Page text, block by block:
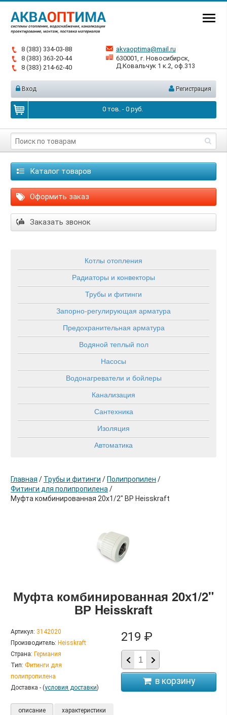
8 (383) 334-03-88
8 (383) 363-20-44
8 (383) 214-62-40
akvaoptima@mail.ru
630001, г. Новосибирск,
Д.Ковальчук 1 к.2, оф.313
Вход Регистрация
0тов. - 0руб.
Каталог товаров
Оформить заказ
Заказать звонок
Котлы отопления
Радиаторы и конвекторы
Трубы и фитинги
Запорно-регулирующая арматура
Предохранительная арматура
Водяной теплый пол
Насосы
Водонагреватели и бойлеры
Канализация
Сантехника
Изоляция
Автоматика
Главная / Трубы и фитинги / Полипропилен /
Фитинги для полипропилена/
Муфта комбинированная 20х1/2" ВР Heisskraft
Муфта комбинированная 20х1/2"
ВР Heisskraft
Артикул: 3142020
Производитель: Heisskraft
Страна: Германия
Тип: Фитинги для
полипропилена
Доставка - (условия доставки)
219 ₽
в корзину
описание характеристики